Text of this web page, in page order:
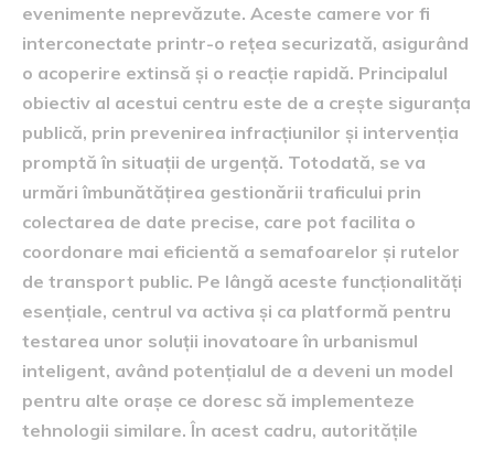
evenimente neprevăzute. Aceste camere vor fi
interconectate printr-o rețea securizată, asigurând
o acoperire extinsă și o reacție rapidă. Principalul
obiectiv al acestui centru este de a crește siguranța
publică, prin prevenirea infracțiunilor și intervenția
promptă în situații de urgență. Totodată, se va
urmări îmbunătățirea gestionării traficului prin
colectarea de date precise, care pot facilita o
coordonare mai eficientă a semafoarelor și rutelor
de transport public. Pe lângă aceste funcționalități
esențiale, centrul va activa și ca platformă pentru
testarea unor soluții inovatoare în urbanismul
inteligent, având potențialul de a deveni un model
pentru alte orașe ce doresc să implementeze
tehnologii similare. În acest cadru, autoritățile